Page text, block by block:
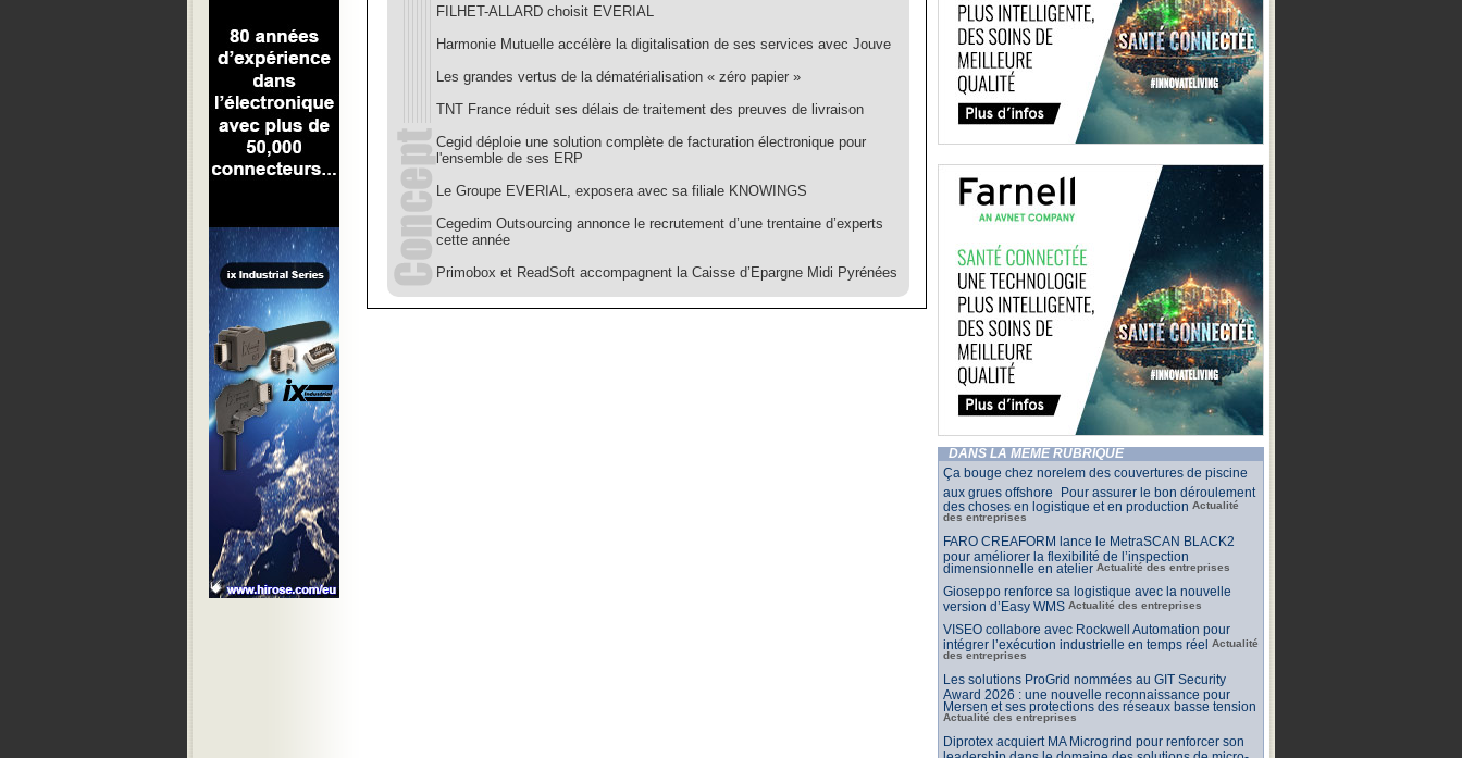
FILHET-ALLARD choisit EVERIAL
Harmonie Mutuelle accélère la digitalisation de ses services avec Jouve
Les grandes vertus de la dématérialisation « zéro papier »
TNT France réduit ses délais de traitement des preuves de livraison
Cegid déploie une solution complète de facturation électronique pour
l'ensemble de ses ERP
Le Groupe EVERIAL, exposera avec sa filiale KNOWINGS
Cegedim Outsourcing annonce le recrutement d’une trentaine d’experts
cette année
Primobox et ReadSoft accompagnent la Caisse d’Epargne Midi Pyrénées
DANS LA MÊME RUBRIQUE
Ça bouge chez norelem des couvertures de piscine
aux grues offshore Pour assurer le bon déroulement
des choses en logistique et en production Actualité
des entreprises
FARO CREAFORM lance le MetraSCAN BLACK2
pour améliorer la flexibilité de l’inspection
dimensionnelle en atelier Actualité des entreprises
Gioseppo renforce sa logistique avec la nouvelle
version d’Easy WMS Actualité des entreprises
VISEO collabore avec Rockwell Automation pour
intégrer l’exécution industrielle en temps réel Actualité
des entreprises
Les solutions ProGrid nommées au GIT Security
Award 2026 : une nouvelle reconnaissance pour
Mersen et ses protections des réseaux basse tension
Actualité des entreprises
Diprotex acquiert MA Microgrind pour renforcer son
leadership dans le domaine des solutions de micro-